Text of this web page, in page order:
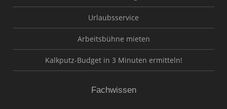
Urlaubsservice
Arbeitsbühne mieten
Kalkputz-Budget in 3 Minuten ermitteln!
Fachwissen